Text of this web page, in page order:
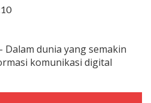
Dalam dunia yang semakin
komunikasi digital